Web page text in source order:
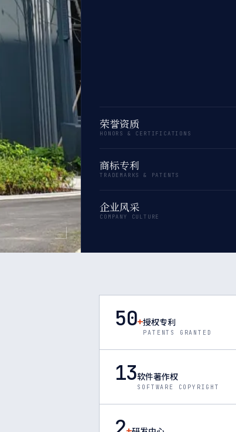
荣誉资质
HONORS & CERTIFICATIONS
商标专利
TRADEMARKS & PATENTS
企业风采
COMPANY CULTURE
50+授权专利
PATENTS GRANTED
13软件著作权
SOFTWARE COPYRIGHT